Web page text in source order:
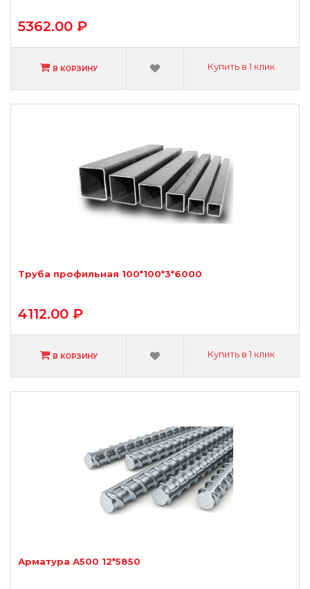
5362.00 ₽
В КОРЗИНУ Купить в 1 клик
Труба профильная 100*100*3*6000
4112.00 ₽
В КОРЗИНУ Купить в 1 клик
Арматура А500 12*5850